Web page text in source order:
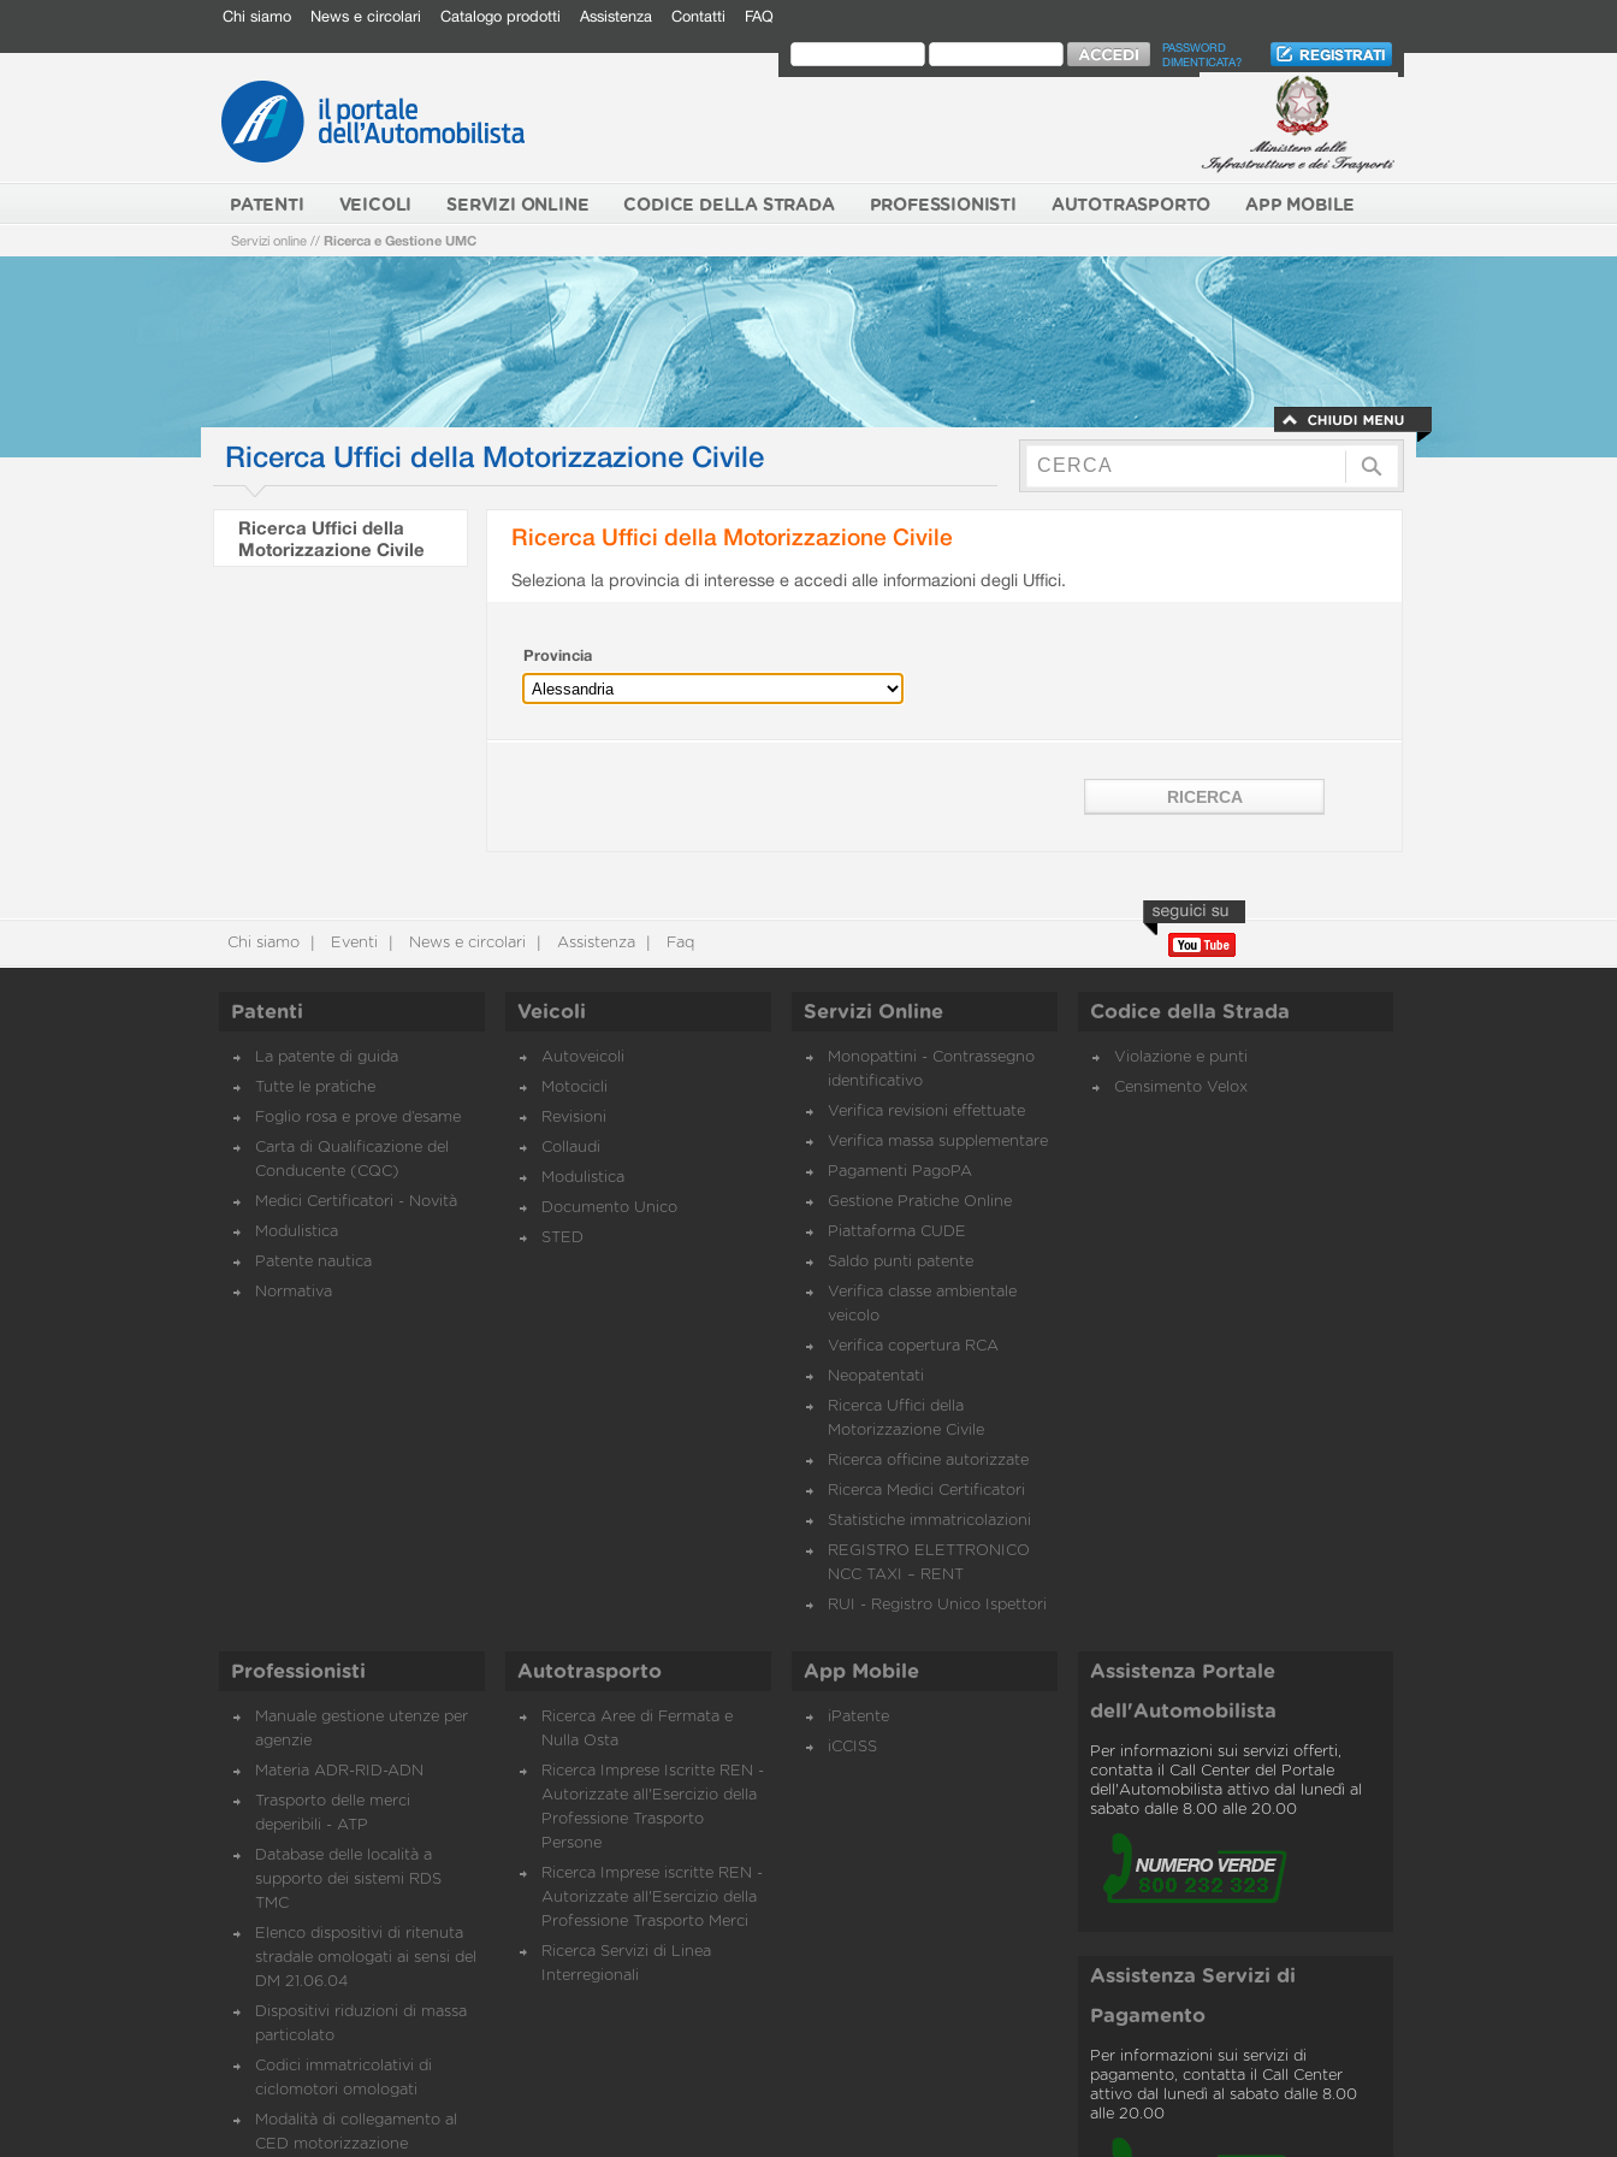
Chi siamo News e circolari Catalogo prodotti Assistenza Contatti FAQ
PASSWORD
DIMENTICATA?
PATENTI VEICOLI SERVIZI ONLINE CODICE DELLA STRADA PROFESSIONISTI AUTOTRASPORTO APP MOBILE
Servizi online // Ricerca e Gestione UMC
Ricerca Uffici della Motorizzazione Civile
Ricerca Uffici della
Motorizzazione Civile
Ricerca Uffici della Motorizzazione Civile
Seleziona la provincia di interesse e accedi alle informazioni degli Uffici.
Provincia
Chi siamo Eventi News e circolari Assistenza Faq
Patenti
La patente di guida
Tutte le pratiche
Foglio rosa e prove d’esame
Carta di Qualificazione del
Conducente (CQC)
Medici Certificatori - Novità
Modulistica
Patente nautica
Normativa
Veicoli
Autoveicoli
Motocicli
Revisioni
Collaudi
Modulistica
Documento Unico
STED
Servizi Online
Monopattini - Contrassegno
identificativo
Verifica revisioni effettuate
Verifica massa supplementare
Pagamenti PagoPA
Gestione Pratiche Online
Piattaforma CUDE
Saldo punti patente
Verifica classe ambientale
veicolo
Verifica copertura RCA
Neopatentati
Ricerca Uffici della
Motorizzazione Civile
Ricerca officine autorizzate
Ricerca Medici Certificatori
Statistiche immatricolazioni
REGISTRO ELETTRONICO
NCC TAXI – RENT
RUI - Registro Unico Ispettori
Codice della Strada
Violazione e punti
Censimento Velox
Professionisti
Manuale gestione utenze per
agenzie
Materia ADR-RID-ADN
Trasporto delle merci
deperibili - ATP
Database delle località a
supporto dei sistemi RDS
TMC
Elenco dispositivi di ritenuta
stradale omologati ai sensi del
DM 21.06.04
Dispositivi riduzioni di massa
particolato
Codici immatricolativi di
ciclomotori omologati
Modalità di collegamento al
CED motorizzazione
Autotrasporto
Ricerca Aree di Fermata e
Nulla Osta
Ricerca Imprese Iscritte REN -
Autorizzate all'Esercizio della
Professione Trasporto
Persone
Ricerca Imprese iscritte REN -
Autorizzate all'Esercizio della
Professione Trasporto Merci
Ricerca Servizi di Linea
Interregionali
App Mobile
iPatente
iCCISS
Assistenza Portale
dell'Automobilista
Per informazioni sui servizi offerti,
contatta il Call Center del Portale
dell'Automobilista attivo dal lunedì al
sabato dalle 8.00 alle 20.00
Assistenza Servizi di
Pagamento
Per informazioni sui servizi di
pagamento, contatta il Call Center
attivo dal lunedì al sabato dalle 8.00
alle 20.00